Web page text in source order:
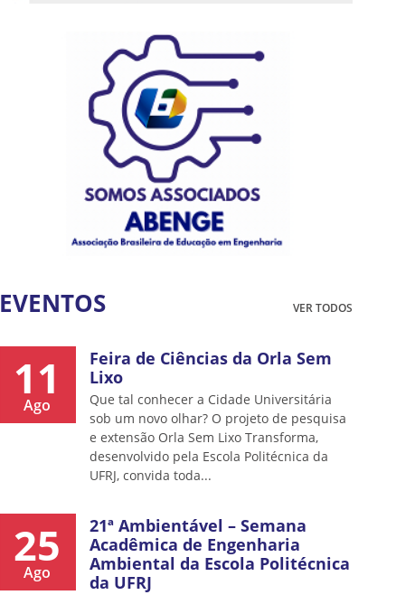
EVENTOS VER TODOS
11
Ago
Feira de Ciências da Orla Sem
Lixo
Que tal conhecer a Cidade Universitária
sob um novo olhar? O projeto de pesquisa
e extensão Orla Sem Lixo Transforma,
desenvolvido pela Escola Politécnica da
UFRJ, convida toda...
25
Ago
21ª Ambientável – Semana
Acadêmica de Engenharia
Ambiental da Escola Politécnica
da UFRJ